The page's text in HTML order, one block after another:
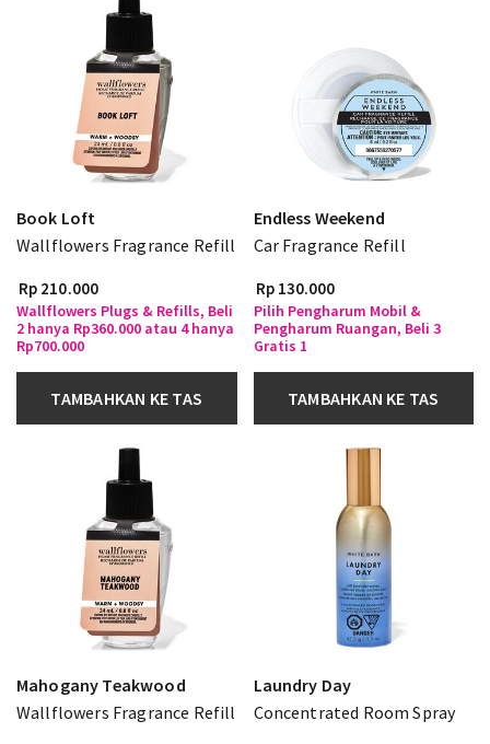
Book Loft
Wallflowers Fragrance Refill
Rp 210.000
Wallflowers Plugs & Refills, Beli
2 hanya Rp360.000 atau 4 hanya
Rp700.000
TAMBAHKAN KE TAS
Endless Weekend
Car Fragrance Refill
Rp 130.000
Pilih Pengharum Mobil &
Pengharum Ruangan, Beli 3
Gratis 1
TAMBAHKAN KE TAS
Mahogany Teakwood
Wallflowers Fragrance Refill
Laundry Day
Concentrated Room Spray